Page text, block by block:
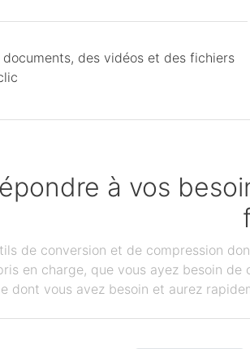
des vidéos et des fichiers
à vos
de conversion et de compression
en charge, que vous ayez besoin
dont vous avez besoin et aurez